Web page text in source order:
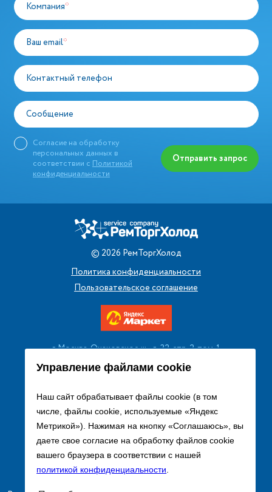
Управление файлами cookie
Наш сайт обрабатывает файлы cookie (в том
числе, файлы cookie, используемые «Яндекс
Метрикой»). Нажимая на кнопку «Соглашаюсь», вы
даете свое согласие на обработку файлов cookie
вашего браузера в соответствии с нашей
политикой конфиденциальности.
Компания*
Ваш email*
Контактный телефон
Сообщение
Согласие на обработку
персональных данных в
соответствии с Политикой
конфиденциальности
Отправить запрос
© 2026 РемТоргХолод
Политика конфиденциальности
Пользовательское соглашение
г. Москва, Очаковское ш., д. 32, стр. 2, пом. 1
+7 (495) 256 08 13
Заказать звонок
sales@remtorgholod.ru
Разработка и продвижение сайта